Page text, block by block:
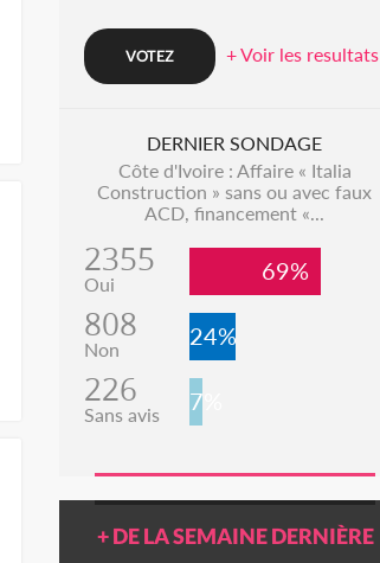
+ Voir les resultats
DERNIER SONDAGE
Côte d'Ivoire : Affaire « Italia
Construction » sans ou avec faux
ACD, financement «...
2355
Oui 69%
808
Non 24%
226
Sans avis 7%
+ DE LA SEMAINE DERNIÈRE